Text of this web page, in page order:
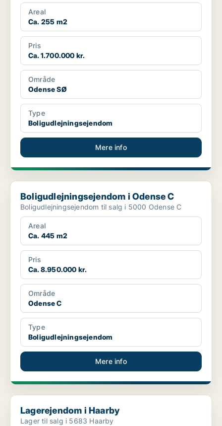
Areal
Ca. 255 m2
Pris
Ca. 1.700.000 kr.
Område
Odense SØ
Type
Boligudlejningsejendom
Mere info
Boligudlejningsejendom i Odense C
Boligudlejningsejendom i Odense C
Boligudlejningsejendom til salg i 5000 Odense C
Areal
Ca. 445 m2
Pris
Ca. 8.950.000 kr.
Område
Odense C
Type
Boligudlejningsejendom
Mere info
Lagerejendom i Haarby
Lagerejendom i Haarby
Lager til salg i 5683 Haarby